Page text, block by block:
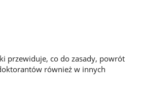
przewiduje, co do zasady, powrót
również w innych